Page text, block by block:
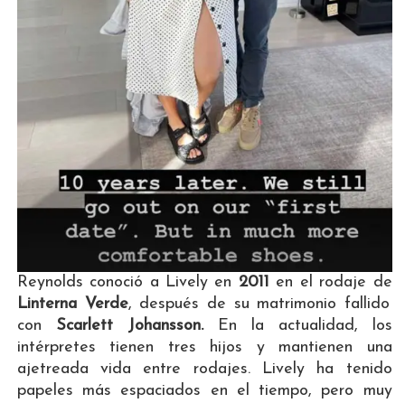
Reynolds conoció a Lively en 2011 en el rodaje de
Linterna Verde, después de su matrimonio fallido
con Scarlett Johansson.En la actualidad, los
intérpretes tienen tres hijos y mantienen una
ajetreada vida entre rodajes. Lively ha tenido
papeles más espaciados en el tiempo, pero muy